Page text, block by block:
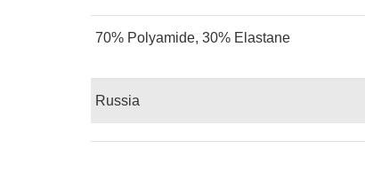
70% Polyamide, 30% Elastane
Russia